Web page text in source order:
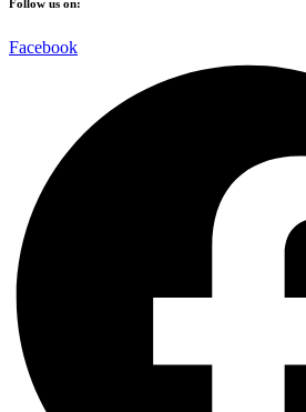
Follow us on:
Facebook